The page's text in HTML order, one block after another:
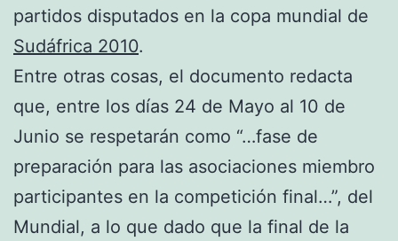
partidos disputados en la copa mundial de
Sudáfrica 2010.
Entre otras cosas, el documento redacta
que, entre los días 24 de Mayo al 10 de
Junio se respetarán como “…fase de
preparación para las asociaciones miembro
participantes en la competición final…”, del
Mundial, a lo que dado que la final de la